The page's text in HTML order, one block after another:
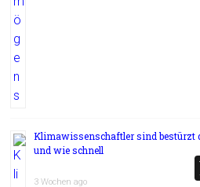
Klimawissenschaftler sind bestürzt
und wie schnell
3 Wochen ago